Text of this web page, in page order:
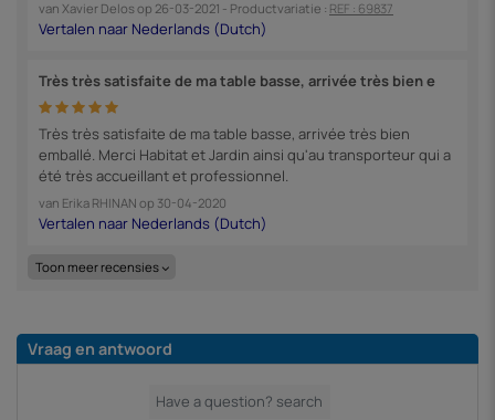
van Xavier Delosop 26-03-2021 - Productvariatie : REF : 69837
Très très satisfaite de ma table basse, arrivée très bien e
Très très satisfaite de ma table basse, arrivée très bien
emballé. Merci Habitat et Jardin ainsi qu'au transporteur qui a
été très accueillant et professionnel.
van Erika RHINAN op 30-04-2020
Toon meer recensies
Vraag en antwoord